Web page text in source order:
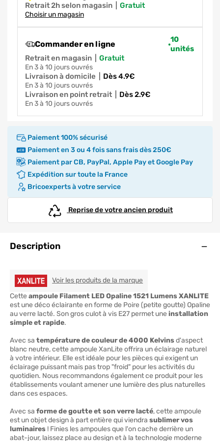
Retrait 2h selon magasin gratuit
Choisir un magasin
Commander en ligne
10
unités
Retrait en magasin
gratuit
en 3 à 10 jours ouvrés
Livraison à domicile dès 4.9€
en 3 à 10 jours ouvrés
Livraison en point retrait dès 2.9€
en 3 à 10 jours ouvrés
Paiement 100% sécurisé
Paiement en 3 ou 4 fois sans frais dès 250€
Paiement par CB, PayPal, Apple Pay et Google Pay
Expédition sur toute la France
Bricoexperts à votre service
Reprise de votre ancien produit
Description
Voir les produits de la marque
Cette ampoule Filament LED Opaline 1521 Lumens XANLITE
est une déco éclairante en forme de Poire (petite goutte) Opaline
au verre lacté. Son gros culot à vis E27 permet une installation
simple et rapide.
Avec sa température de couleur de 4000 Kelvinsd'aspect
blanc neutre, cette ampoule XanLite offrira un éclairage naturel
à votre intérieur. Elle est idéale pour les pièces qui exigent un
éclairage puissant mais pas trop "froid" pour les activités du
quotidien. Nous recommandons également ce produit pour les
établissements voulant amener une lumière des plus naturelles
dans ces espaces.
Avec sa forme de goutte et son verre lacté, cette ampoule
est un objet design à part entière qui viendra sublimer vos
luminaires ! Finies les ampoules que l'on cache derrière un
abat-jour, laissez place au design et à la technologie moderne